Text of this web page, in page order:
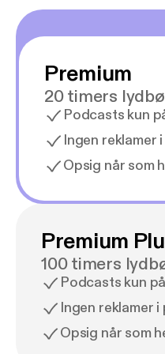
Premium
20 timers
Podcasts kun
Ingen reklamer
Opsig når som
Premium
100 timers
Podcasts kun
Ingen reklamer
Opsig når som